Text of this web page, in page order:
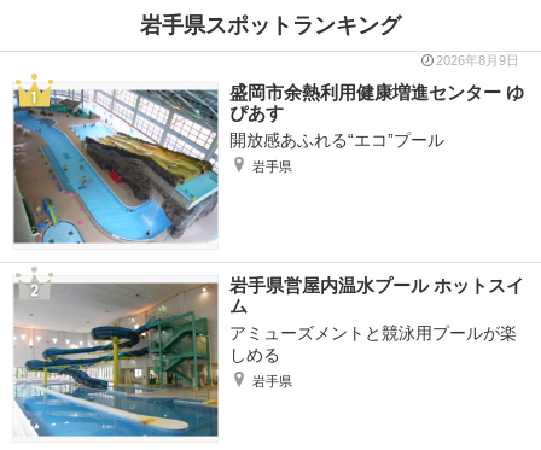
岩手県スポットランキング
2026年8月9日
盛岡市余熱利用健康増進センター ゆ
ぴあす
開放感あふれる“エコ”プール
岩手県
岩手県営屋内温水プール ホットスイ
ム
アミューズメントと競泳用プールが楽
しめる
岩手県